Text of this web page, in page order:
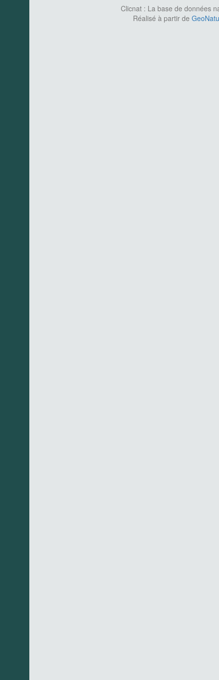
Clicnat : La base de données
Réalisé à partir de